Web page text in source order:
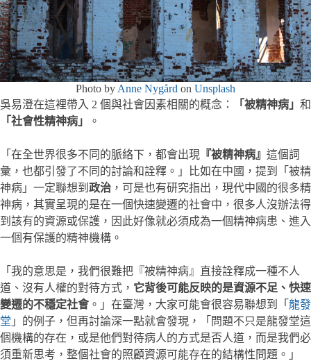
Photo by Anne Nygård on Unsplash
吳易澄在這裡帶入 2 個與社會因素相關的概念：
「被精神病」 和
「社會性精神病」
。
「在全世界很多不同的脈絡下，都會出現 『被精神病』 這個詞
彙，也都引發了不同的討論和詮釋。」比如在中國，提到「被精
神病」一定聯想到 政治 ，可是也有研究指出，現代中國的很多精
神病，其實呈現的是在一個快速變遷的社會中，很多人沒辦法得
到該有的資源或保護，因此好像就必須成為一個精神病患、進入
一個有保護的精神機構。
「我的意思是，我們很難把『被精神病』直接詮釋成一種不人
道、沒有人權的對待方式， 它背後可能反映的是資源不足、快速
變遷的不穩定社會。」在臺灣，大家可能會很容易聯想到「 龍發
堂 」的例子，但再討論深一點就會發現，「問題不只是龍發堂這
個機構的存在，或是他們對待病人的方式是否人道，而是我們必
須重新思考，整個社會的照顧資源可能存在的結構性問題。」